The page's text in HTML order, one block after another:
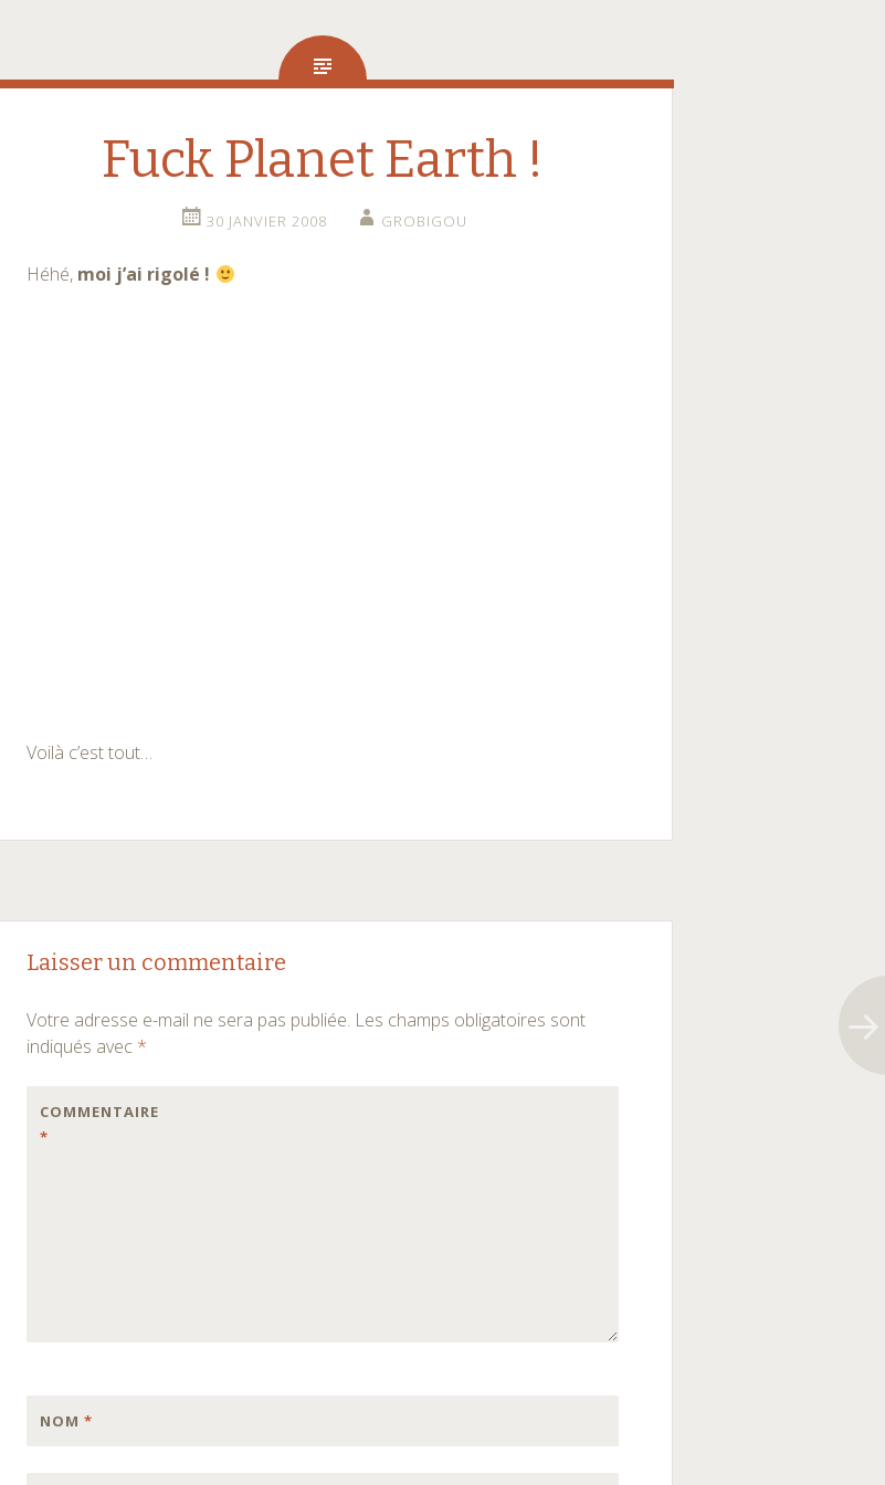
Fuck Planet Earth !
30 JANVIER 2008 GROBIGOU
Héhé, moi j’ai rigolé !
Voilà c’est tout…
Navigation
articles
Laisser un commentaire
Votre adresse e-mail ne sera pas publiée. Les champs obligatoires sont
indiqués avec *
COMMENTAIRE
*
NOM*